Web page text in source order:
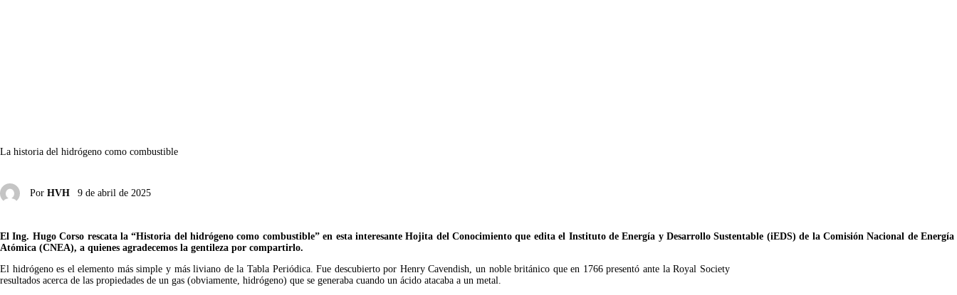
La historia del hidrógeno como combustible
Por HVH 9 de abril de 2025
El Ing. Hugo Corso rescata la “Historia del hidrógeno como combustible” en esta interesante Hojita del Conocimiento que edita el Instituto de Energía y Desarrollo Sustentable (iEDS) de la Comisión Nacional de Energía
Atómica (CNEA), a quienes agradecemos la gentileza por compartirlo.
El hidrógeno es el elemento más simple y más liviano de la Tabla Periódica. Fue descubierto por Henry Cavendish, un noble británico que en 1766 presentó ante la Royal Society
resultados acerca de las propiedades de un gas (obviamente, hidrógeno) que se generaba cuando un ácido atacaba a un metal.